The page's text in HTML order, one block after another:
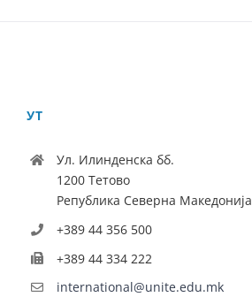
УТ
Ул. Илинденска бб.
1200 Тетово
Република Северна Македонија
+389 44 356 500
+389 44 334 222
international@unite.edu.mk